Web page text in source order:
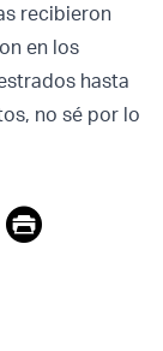
recibieron
en los
hasta
no sé por lo
Print